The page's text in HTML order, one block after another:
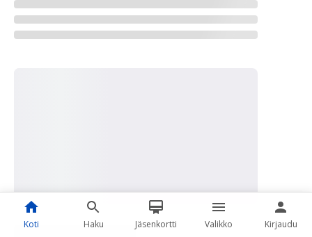
Koti Haku Jäsenkortti Valikko Kirjaudu